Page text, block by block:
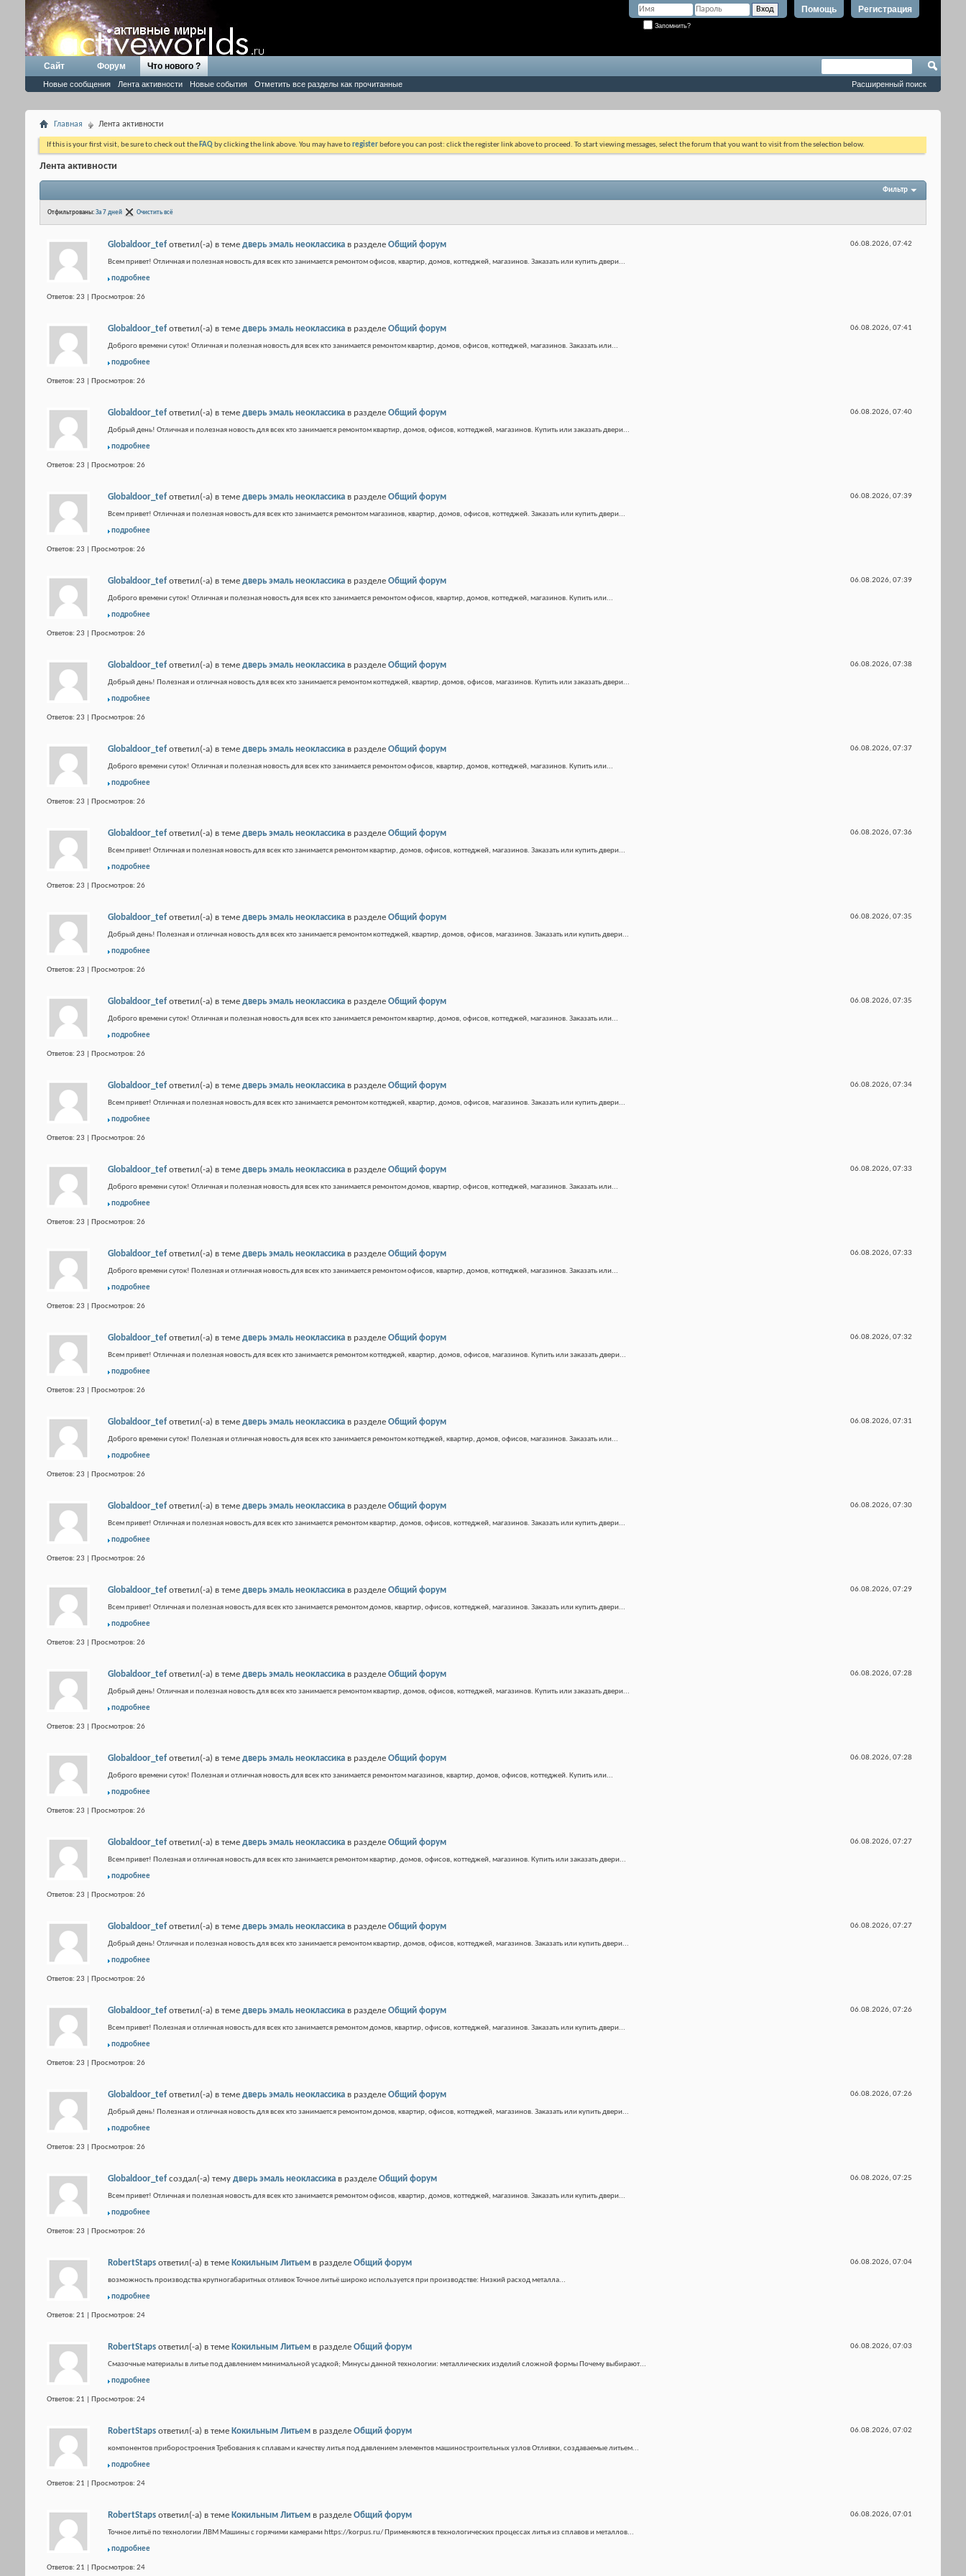
Регистрация
Помощь
Запомнить?
Сайт Форум Что нового ?
Новые сообщения Лента активности Новые события Отметить все разделы как прочитанные Расширенный поиск
Главная Лента активности
If this is your first visit, be sure to check out the FAQ by clicking the link above. You may have toregister before you can post: click the register link above to proceed. To start viewing messages, select the forum that you want to visit from the selection below.
Лента активности
Фильтр
Отфильтрованы: За 7 дней Очистить всё
06.08.2026, 07:42
Globaldoor_tef ответил(-а) в теме дверь эмаль неоклассика в разделе Общий форум
Всем привет! Отличная и полезная новость для всех кто занимается ремонтом офисов, квартир, домов, коттеджей, магазинов. Заказать или купить двери...
подробнее
Ответов: 23 | Просмотров: 26
06.08.2026, 07:41
Globaldoor_tef ответил(-а) в теме дверь эмаль неоклассика в разделе Общий форум
Доброго времени суток! Отличная и полезная новость для всех кто занимается ремонтом квартир, домов, офисов, коттеджей, магазинов. Заказать или...
подробнее
Ответов: 23 | Просмотров: 26
06.08.2026, 07:40
Globaldoor_tef ответил(-а) в теме дверь эмаль неоклассика в разделе Общий форум
Добрый день! Отличная и полезная новость для всех кто занимается ремонтом квартир, домов, офисов, коттеджей, магазинов. Купить или заказать двери...
подробнее
Ответов: 23 | Просмотров: 26
06.08.2026, 07:39
Globaldoor_tef ответил(-а) в теме дверь эмаль неоклассика в разделе Общий форум
Всем привет! Отличная и полезная новость для всех кто занимается ремонтом магазинов, квартир, домов, офисов, коттеджей. Заказать или купить двери...
подробнее
Ответов: 23 | Просмотров: 26
06.08.2026, 07:39
Globaldoor_tef ответил(-а) в теме дверь эмаль неоклассика в разделе Общий форум
Доброго времени суток! Отличная и полезная новость для всех кто занимается ремонтом офисов, квартир, домов, коттеджей, магазинов. Купить или...
подробнее
Ответов: 23 | Просмотров: 26
06.08.2026, 07:38
Globaldoor_tef ответил(-а) в теме дверь эмаль неоклассика в разделе Общий форум
Добрый день! Полезная и отличная новость для всех кто занимается ремонтом коттеджей, квартир, домов, офисов, магазинов. Купить или заказать двери...
подробнее
Ответов: 23 | Просмотров: 26
06.08.2026, 07:37
Globaldoor_tef ответил(-а) в теме дверь эмаль неоклассика в разделе Общий форум
Доброго времени суток! Отличная и полезная новость для всех кто занимается ремонтом офисов, квартир, домов, коттеджей, магазинов. Купить или...
подробнее
Ответов: 23 | Просмотров: 26
06.08.2026, 07:36
Globaldoor_tef ответил(-а) в теме дверь эмаль неоклассика в разделе Общий форум
Всем привет! Отличная и полезная новость для всех кто занимается ремонтом квартир, домов, офисов, коттеджей, магазинов. Заказать или купить двери...
подробнее
Ответов: 23 | Просмотров: 26
06.08.2026, 07:35
Globaldoor_tef ответил(-а) в теме дверь эмаль неоклассика в разделе Общий форум
Добрый день! Полезная и отличная новость для всех кто занимается ремонтом коттеджей, квартир, домов, офисов, магазинов. Заказать или купить двери...
подробнее
Ответов: 23 | Просмотров: 26
06.08.2026, 07:35
Globaldoor_tef ответил(-а) в теме дверь эмаль неоклассика в разделе Общий форум
Доброго времени суток! Отличная и полезная новость для всех кто занимается ремонтом квартир, домов, офисов, коттеджей, магазинов. Заказать или...
подробнее
Ответов: 23 | Просмотров: 26
06.08.2026, 07:34
Globaldoor_tef ответил(-а) в теме дверь эмаль неоклассика в разделе Общий форум
Всем привет! Отличная и полезная новость для всех кто занимается ремонтом коттеджей, квартир, домов, офисов, магазинов. Заказать или купить двери...
подробнее
Ответов: 23 | Просмотров: 26
06.08.2026, 07:33
Globaldoor_tef ответил(-а) в теме дверь эмаль неоклассика в разделе Общий форум
Доброго времени суток! Отличная и полезная новость для всех кто занимается ремонтом домов, квартир, офисов, коттеджей, магазинов. Заказать или...
подробнее
Ответов: 23 | Просмотров: 26
06.08.2026, 07:33
Globaldoor_tef ответил(-а) в теме дверь эмаль неоклассика в разделе Общий форум
Доброго времени суток! Полезная и отличная новость для всех кто занимается ремонтом офисов, квартир, домов, коттеджей, магазинов. Заказать или...
подробнее
Ответов: 23 | Просмотров: 26
06.08.2026, 07:32
Globaldoor_tef ответил(-а) в теме дверь эмаль неоклассика в разделе Общий форум
Всем привет! Отличная и полезная новость для всех кто занимается ремонтом коттеджей, квартир, домов, офисов, магазинов. Купить или заказать двери...
подробнее
Ответов: 23 | Просмотров: 26
06.08.2026, 07:31
Globaldoor_tef ответил(-а) в теме дверь эмаль неоклассика в разделе Общий форум
Доброго времени суток! Полезная и отличная новость для всех кто занимается ремонтом коттеджей, квартир, домов, офисов, магазинов. Заказать или...
подробнее
Ответов: 23 | Просмотров: 26
06.08.2026, 07:30
Globaldoor_tef ответил(-а) в теме дверь эмаль неоклассика в разделе Общий форум
Всем привет! Отличная и полезная новость для всех кто занимается ремонтом квартир, домов, офисов, коттеджей, магазинов. Заказать или купить двери...
подробнее
Ответов: 23 | Просмотров: 26
06.08.2026, 07:29
Globaldoor_tef ответил(-а) в теме дверь эмаль неоклассика в разделе Общий форум
Всем привет! Отличная и полезная новость для всех кто занимается ремонтом домов, квартир, офисов, коттеджей, магазинов. Заказать или купить двери...
подробнее
Ответов: 23 | Просмотров: 26
06.08.2026, 07:28
Globaldoor_tef ответил(-а) в теме дверь эмаль неоклассика в разделе Общий форум
Добрый день! Отличная и полезная новость для всех кто занимается ремонтом квартир, домов, офисов, коттеджей, магазинов. Купить или заказать двери...
подробнее
Ответов: 23 | Просмотров: 26
06.08.2026, 07:28
Globaldoor_tef ответил(-а) в теме дверь эмаль неоклассика в разделе Общий форум
Доброго времени суток! Полезная и отличная новость для всех кто занимается ремонтом магазинов, квартир, домов, офисов, коттеджей. Купить или...
подробнее
Ответов: 23 | Просмотров: 26
06.08.2026, 07:27
Globaldoor_tef ответил(-а) в теме дверь эмаль неоклассика в разделе Общий форум
Всем привет! Полезная и отличная новость для всех кто занимается ремонтом квартир, домов, офисов, коттеджей, магазинов. Купить или заказать двери...
подробнее
Ответов: 23 | Просмотров: 26
06.08.2026, 07:27
Globaldoor_tef ответил(-а) в теме дверь эмаль неоклассика в разделе Общий форум
Добрый день! Отличная и полезная новость для всех кто занимается ремонтом квартир, домов, офисов, коттеджей, магазинов. Заказать или купить двери...
подробнее
Ответов: 23 | Просмотров: 26
06.08.2026, 07:26
Globaldoor_tef ответил(-а) в теме дверь эмаль неоклассика в разделе Общий форум
Всем привет! Полезная и отличная новость для всех кто занимается ремонтом домов, квартир, офисов, коттеджей, магазинов. Заказать или купить двери...
подробнее
Ответов: 23 | Просмотров: 26
06.08.2026, 07:26
Globaldoor_tef ответил(-а) в теме дверь эмаль неоклассика в разделе Общий форум
Добрый день! Полезная и отличная новость для всех кто занимается ремонтом домов, квартир, офисов, коттеджей, магазинов. Заказать или купить двери...
подробнее
Ответов: 23 | Просмотров: 26
06.08.2026, 07:25
Globaldoor_tef создал(-а) тему дверь эмаль неоклассика в разделе Общий форум
Всем привет! Отличная и полезная новость для всех кто занимается ремонтом офисов, квартир, домов, коттеджей, магазинов. Заказать или купить двери...
подробнее
Ответов: 23 | Просмотров: 26
06.08.2026, 07:04
RobertStaps ответил(-а) в теме Кокильным Литьем в разделе Общий форум
возможность производства крупногабаритных отливок Точное литьё широко используется при производстве: Низкий расход металла...
подробнее
Ответов: 21 | Просмотров: 24
06.08.2026, 07:03
RobertStaps ответил(-а) в теме Кокильным Литьем в разделе Общий форум
Смазочные материалы в литье под давлением минимальной усадкой; Минусы данной технологии: металлических изделий сложной формы Почему выбирают...
подробнее
Ответов: 21 | Просмотров: 24
06.08.2026, 07:02
RobertStaps ответил(-а) в теме Кокильным Литьем в разделе Общий форум
компонентов приборостроения Требования к сплавам и качеству литья под давлением элементов машиностроительных узлов Отливки, создаваемые литьем...
подробнее
Ответов: 21 | Просмотров: 24
06.08.2026, 07:01
RobertStaps ответил(-а) в теме Кокильным Литьем в разделе Общий форум
Точное литьё по технологии ЛВМ Машины с горячими камерами https://korpus.ru/ Применяются в технологических процессах литья из сплавов и металлов...
подробнее
Ответов: 21 | Просмотров: 24